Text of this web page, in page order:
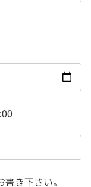
き下さい。